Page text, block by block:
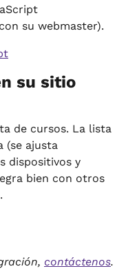
su webmaster).
su sitio
de cursos. La lista
(se ajusta
dispositivos y
bien con otros
contáctenos.